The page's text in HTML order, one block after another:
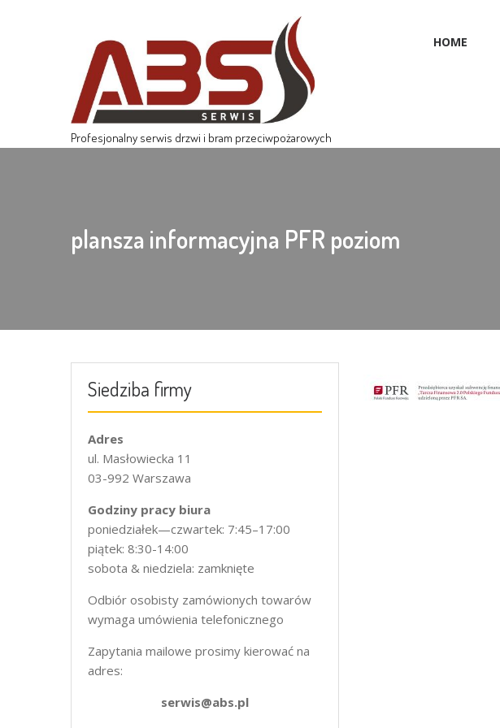
Profesjonalny serwis drzwi i bram przeciwpożarowych
HOME
plansza informacyjna PFR poziom
Siedziba firmy
Adres
ul. Masłowiecka 11
03-992 Warszawa
Godziny pracy biura
poniedziałek—czwartek: 7:45–17:00
piątek: 8:30-14:00
sobota & niedziela: zamknięte
Odbiór osobisty zamówionych towarów
wymaga umówienia telefonicznego
Zapytania mailowe prosimy kierować na
adres:
serwis@abs.pl